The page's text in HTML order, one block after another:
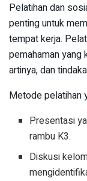
Pelatihan dan
penting untuk
tempat kerja.
pemahaman
artinya, dan
Metode pelatihan
Presentasi
rambu K3.
Diskusi